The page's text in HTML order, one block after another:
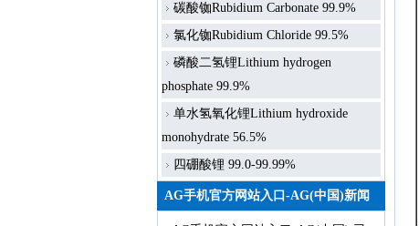
碳酸铷Rubidium Carbonate 99.9%
氯化铷Rubidium Chloride 99.5%
磷酸二氢锂Lithium hydrogen
phosphate 99.9%
单水氢氧化锂Lithium hydroxide
monohydrate 56.5%
四硼酸锂 99.0-99.99%
AG手机官方网站入口-AG(中国)新闻